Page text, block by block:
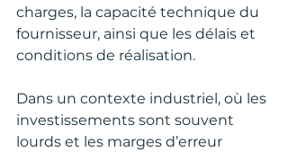
charges, la capacité technique du
fournisseur, ainsi que les délais et
conditions de réalisation.
Dans un contexte industriel, où les
investissements sont souvent
lourds et les marges d’erreur